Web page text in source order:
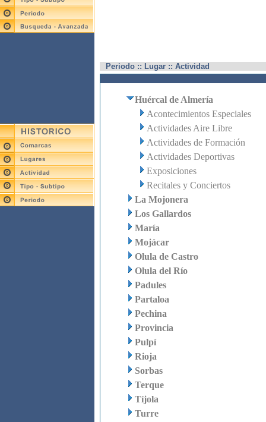
Periodo :: Lugar :: Actividad
Huércal de Almería
Acontecimientos Especiales
Actividades Aire Libre
Actividades de Formación
Actividades Deportivas
Exposiciones
Recitales y Conciertos
La Mojonera
Los Gallardos
María
Mojácar
Olula de Castro
Olula del Río
Padules
Partaloa
Pechina
Provincia
Pulpí
Rioja
Sorbas
Terque
Tíjola
Turre